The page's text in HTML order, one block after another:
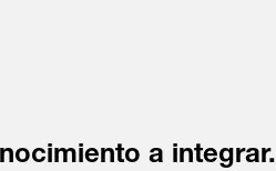
a integrar.